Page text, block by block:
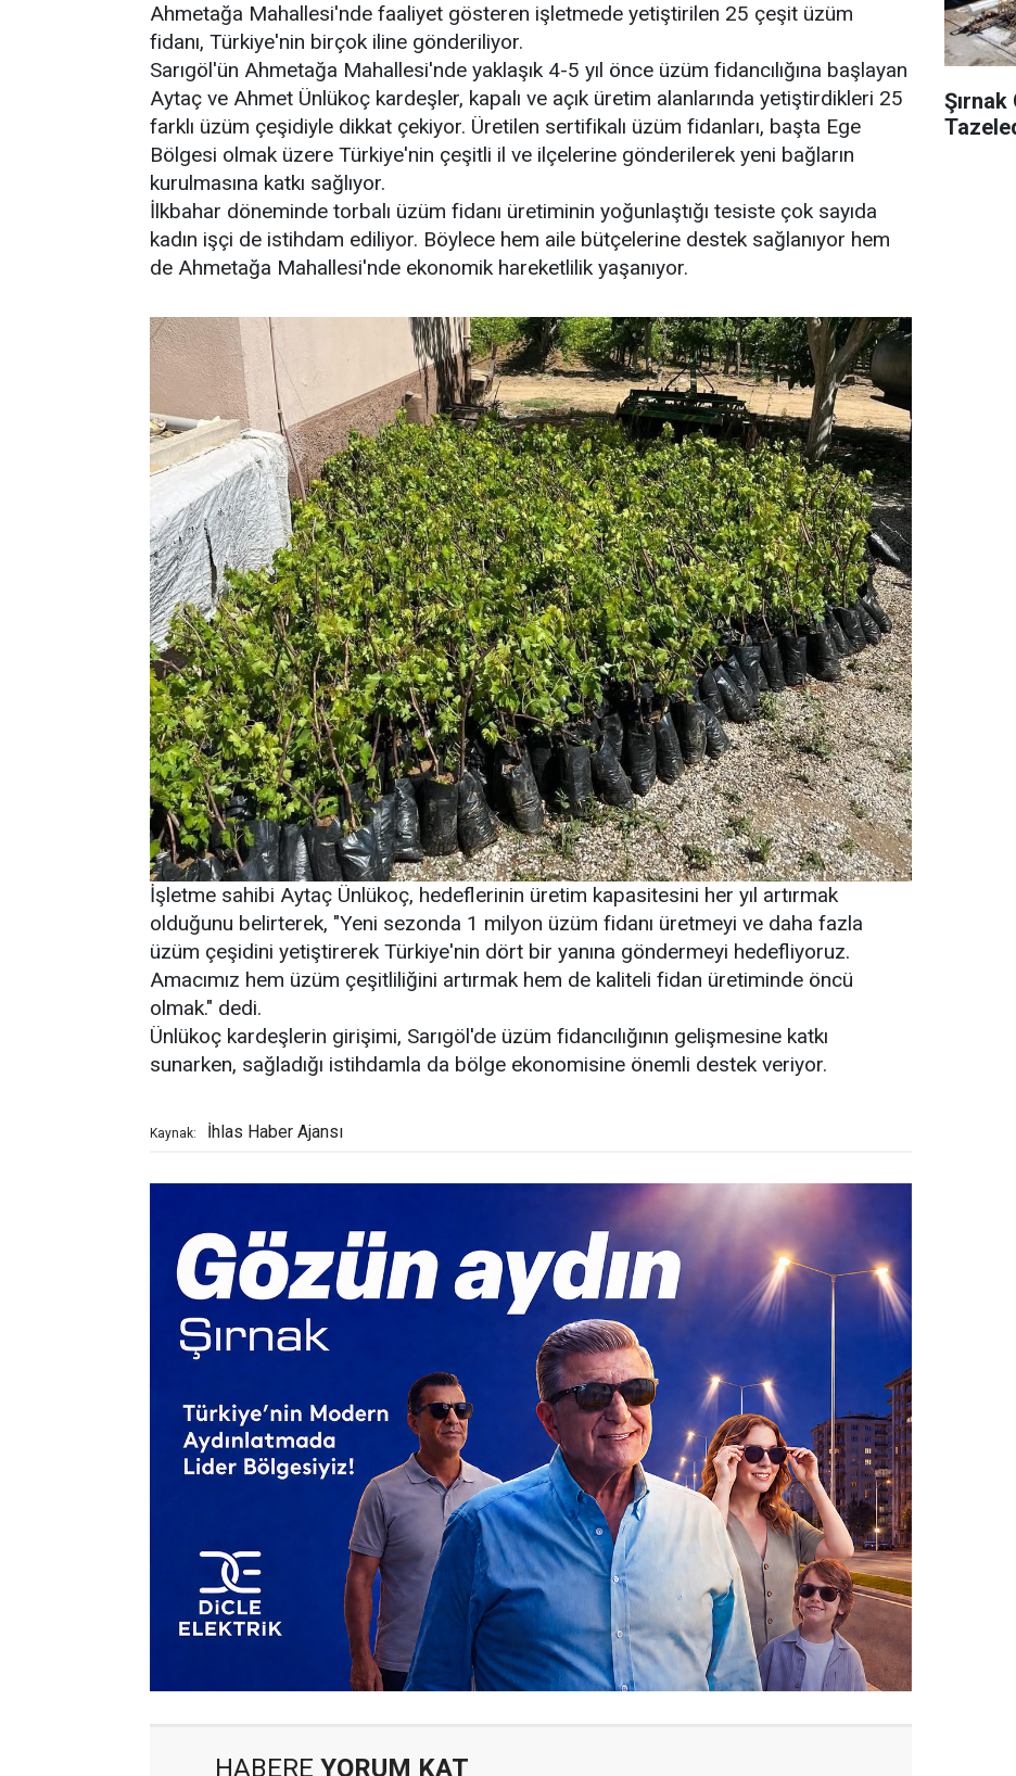
Ahmetağa Mahallesi'nde faaliyet gösteren işletmede yetiştirilen 25 çeşit üzüm
fidanı, Türkiye'nin birçok iline gönderiliyor.
Sarıgöl'ün Ahmetağa Mahallesi'nde yaklaşık 4-5 yıl önce üzüm fidancılığına başlayan
Aytaç ve Ahmet Ünlükoç kardeşler, kapalı ve açık üretim alanlarında yetiştirdikleri 25
farklı üzüm çeşidiyle dikkat çekiyor. Üretilen sertifikalı üzüm fidanları, başta Ege
Bölgesi olmak üzere Türkiye'nin çeşitli il ve ilçelerine gönderilerek yeni bağların
kurulmasına katkı sağlıyor.
İlkbahar döneminde torbalı üzüm fidanı üretiminin yoğunlaştığı tesiste çok sayıda
kadın işçi de istihdam ediliyor. Böylece hem aile bütçelerine destek sağlanıyor hem
de Ahmetağa Mahallesi'nde ekonomik hareketlilik yaşanıyor.
İşletme sahibi Aytaç Ünlükoç, hedeflerinin üretim kapasitesini her yıl artırmak
olduğunu belirterek, "Yeni sezonda 1 milyon üzüm fidanı üretmeyi ve daha fazla
üzüm çeşidini yetiştirerek Türkiye'nin dört bir yanına göndermeyi hedefliyoruz.
Amacımız hem üzüm çeşitliliğini artırmak hem de kaliteli fidan üretiminde öncü
olmak." dedi.
Ünlükoç kardeşlerin girişimi, Sarıgöl'de üzüm fidancılığının gelişmesine katkı
sunarken, sağladığı istihdamla da bölge ekonomisine önemli destek veriyor.
Kaynak: İhlas Haber Ajansı
HABERE YORUM KAT